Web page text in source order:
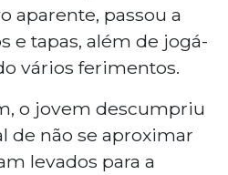
aparente, passou a
e tapas, além de jogá-
vários ferimentos.
o jovem descumpriu
de não se aproximar
levados para a